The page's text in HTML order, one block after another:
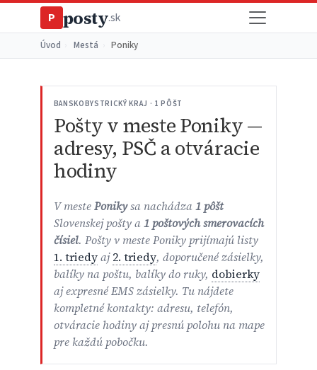
P posty.sk
Úvod Mestá Poniky
BANSKOBYSTRICKÝ KRAJ · 1 PÔŠT
Pošty v meste Poniky —
adresy, PSČ a otváracie
hodiny
V mestePonikysa nachádza1 pôšt
Slovenskej pošty a1 poštových smerovacích
čísiel. Pošty v meste Poniky prijímajú listy
1. triedyaj2. triedy, doporučené zásielky,
balíky na poštu, balíky do ruky, dobierky
aj expresné EMS zásielky. Tu nájdete
kompletné kontakty: adresu, telefón,
otváracie hodiny aj presnú polohu na mape
pre každú pobočku.